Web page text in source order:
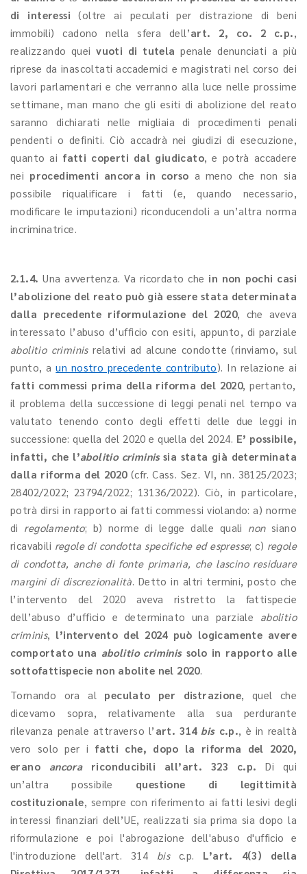
di interessi (oltre ai peculati per distrazione di beni
immobili) cadono nella sfera dell’art. 2, co. 2 c.p.,
realizzando queivuoti di tutela penale denunciati a più
riprese da inascoltati accademici e magistrati nel corso dei
lavori parlamentari e che verranno alla luce nelle prossime
settimane, man mano che gli esiti di abolizione del reato
saranno dichiarati nelle migliaia di procedimenti penali
pendenti o definiti. Ciò accadrà nei giudizi di esecuzione,
quanto ai fatti coperti dal giudicato, e potrà accadere
nei procedimenti ancora in corso a meno che non sia
possibile riqualificare i fatti (e, quando necessario,
modificare le imputazioni) riconducendoli a un’altra norma
incriminatrice.
2.1.4.Una avvertenza. Va ricordato che in non pochi casi
l’abolizione del reato può già essere stata determinata
dalla precedente riformulazione del 2020, che aveva
interessato l’abuso d’ufficio con esiti, appunto, di parziale
abolitio criminisrelativi ad alcune condotte (rinviamo, sul
punto, aun nostro precedente contributo). In relazione ai
fatti commessi prima della riforma del 2020, pertanto,
il problema della successione di leggi penali nel tempo va
valutato tenendo conto degli effetti delle due leggi in
successione: quella del 2020 e quella del 2024. E’ possibile,
infatti, che l’abolitio criminissia stata già determinata
dalla riforma del 2020(cfr. Cass. Sez. VI, nn. 38125/2023;
28402/2022; 23794/2022; 13136/2022). Ciò, in particolare,
potrà dirsi in rapporto ai fatti commessi violando: a) norme
di regolamento; b) norme di legge dalle quali nonsiano
ricavabili regole di condotta specifiche ed espresse; c) regole
di condotta, anche di fonte primaria, che lascino residuare
margini di discrezionalità. Detto in altri termini, posto che
l’intervento del 2020 aveva ristretto la fattispecie
dell’abuso d’ufficio e determinato una parziale abolitio
criminis, l’intervento del 2024 può logicamente avere
comportato una abolitio criminissolo in rapporto alle
sottofattispecie non abolite nel 2020.
Tornando ora al peculato per distrazione, quel che
dicevamo sopra, relativamente alla sua perdurante
rilevanza penale attraverso l’ art. 314 bisc.p., è in realtà
vero solo per i fatti che, dopo la riforma del 2020,
erano ancorariconducibili all’art. 323 c.p. Di qui
un’altra possibile questione di legittimità
costituzionale, sempre con riferimento ai fatti lesivi degli
interessi finanziari dell’UE, realizzati sia prima sia dopo la
riformulazione e poi l'abrogazione dell'abuso d'ufficio e
l'introduzione dell'art. 314 bisc.p. L’art. 4(3) della